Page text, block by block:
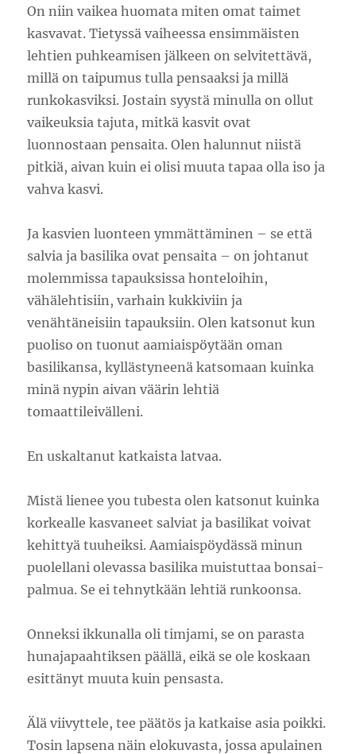
On niin vaikea huomata miten omat taimet
kasvavat. Tietyssä vaiheessa ensimmäisten
lehtien puhkeamisen jälkeen on selvitettävä,
millä on taipumus tulla pensaaksi ja millä
runkokasviksi. Jostain syystä minulla on ollut
vaikeuksia tajuta, mitkä kasvit ovat
luonnostaan pensaita. Olen halunnut niistä
pitkiä, aivan kuin ei olisi muuta tapaa olla iso ja
vahva kasvi.
Ja kasvien luonteen ymmättäminen – se että
salvia ja basilika ovat pensaita – on johtanut
molemmissa tapauksissa honteloihin,
vähälehtisiin, varhain kukkiviin ja
venähtäneisiin tapauksiin. Olen katsonut kun
puoliso on tuonut aamiaispöytään oman
basilikansa, kyllästyneenä katsomaan kuinka
minä nypin aivan väärin lehtiä
tomaattileivälleni.
En uskaltanut katkaista latvaa.
Mistä lienee you tubesta olen katsonut kuinka
korkealle kasvaneet salviat ja basilikat voivat
kehittyä tuuheiksi. Aamiaispöydässä minun
puolellani olevassa basilika muistuttaa bonsai-
palmua. Se ei tehnytkään lehtiä runkoonsa.
Onneksi ikkunalla oli timjami, se on parasta
hunajapaahtiksen päällä, eikä se ole koskaan
esittänyt muuta kuin pensasta.
Älä viivyttele, tee päätös ja katkaise asia poikki.
Tosin lapsena näin elokuvasta, jossa apulainen